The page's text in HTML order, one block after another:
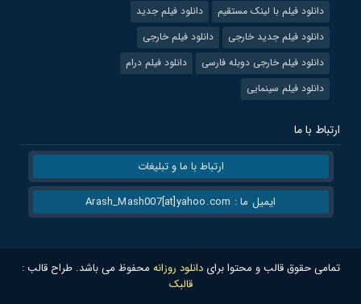
دانلود فیلم با لینک مستقیم
دانلود فیلم جدید
دانلود فیلم جدید خارجی
دانلود فیلم خارجی
دانلود فیلم خارجی دوبله فارسی
دانلود فیلم درام
دانلود فیلم سینمایی
ارتباط با ما
ارتباط با ما و تبلیغات
ایمیل ما : Arash_Mash007[at]yahoo.com
تمامی حقوق قالب و محتوا برایدانلود روزانه محفوظ می باشد. طراح قالب :
قالبک